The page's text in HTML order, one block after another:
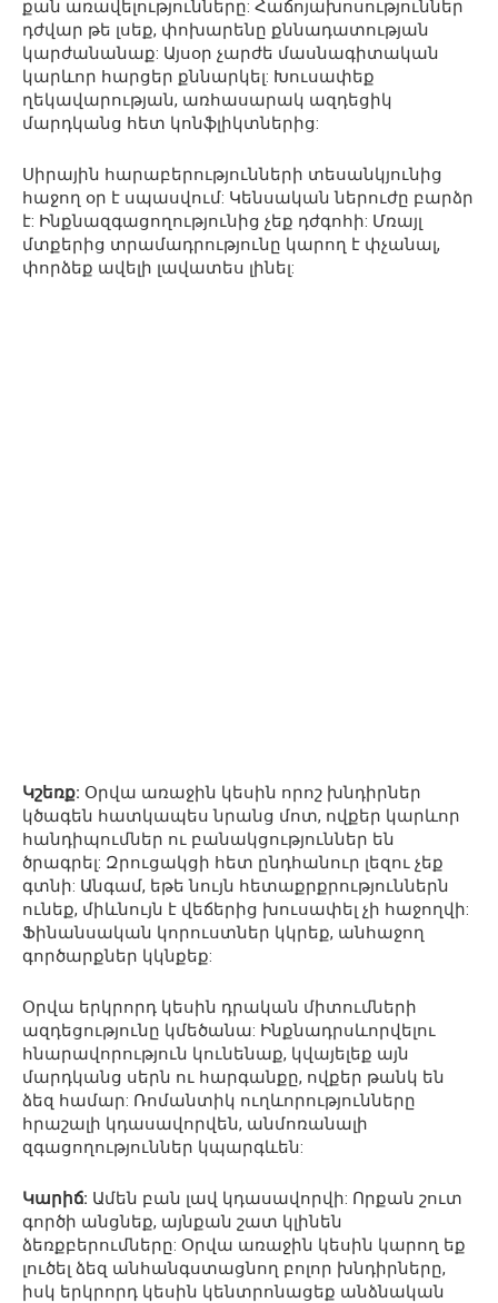
քան առավելությունները: Հաճոյախոսություններ
դժվար թե լսեք, փոխարենը քննադատության
կարժանանաք: Այսօր չարժե մասնագիտական
կարևոր հարցեր քննարկել: Խուսափեք
ղեկավարության, առհասարակ ազդեցիկ
մարդկանց հետ կոնֆլիկտներից:
Սիրային հարաբերությունների տեսանկյունից
հաջող օր է սպասվում: Կենսական ներուժը բարձր
է: Ինքնազգացողությունից չեք դժգոհի: Մռայլ
մտքերից տրամադրությունը կարող է փչանալ,
փորձեք ավելի լավատես լինել:
Կշեռք: Օրվա առաջին կեսին որոշ խնդիրներ
կծագեն հատկապես նրանց մոտ, ովքեր կարևոր
հանդիպումներ ու բանակցություններ են
ծրագրել: Զրուցակցի հետ ընդհանուր լեզու չեք
գտնի: Անգամ, եթե նույն հետաքրքրություններն
ունեք, միևնույն է վեճերից խուսափել չի հաջողվի:
Ֆինանսական կորուստներ կկրեք, անհաջող
գործարքներ կկնքեք:
Օրվա երկրորդ կեսին դրական միտումների
ազդեցությունը կմեծանա: Ինքնադրսևորվելու
հնարավորություն կունենաք, կվայելեք այն
մարդկանց սերն ու հարգանքը, ովքեր թանկ են
ձեզ համար: Ռոմանտիկ ուղևորությունները
հրաշալի կդասավորվեն, անմոռանալի
զգացողություններ կպարգևեն:
Կարիճ: Ամեն բան լավ կդասավորվի: Որքան շուտ
գործի անցնեք, այնքան շատ կլինեն
ձեռքբերումները: Օրվա առաջին կեսին կարող եք
լուծել ձեզ անհանգստացնող բոլոր խնդիրները,
իսկ երկրորդ կեսին կենտրոնացեք անձնական